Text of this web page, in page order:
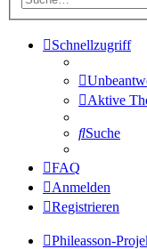
Schnellzugriff
Aktive
Suche
FAQ
Anmelden
Registrieren
Phileasson-